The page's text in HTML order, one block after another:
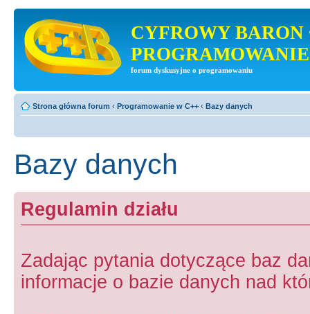
CYFROWY BARON
PROGRAMOWANIE
forum dyskusyjne o programowaniu
Strona główna forum ‹ Programowanie w C++ ‹ Bazy danych
Bazy danych
Regulamin działu
Zadając pytania dotyczące baz
informacje o bazie danych nad